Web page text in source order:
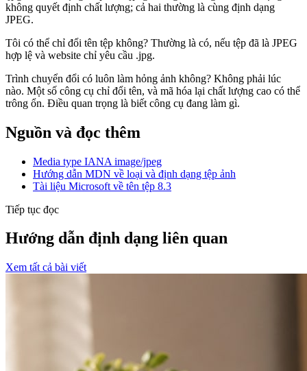
không quyết định chất lượng; cả hai thường là cùng định dạng
JPEG.
Tôi có thể chỉ đổi tên tệp không? Thường là có, nếu tệp đã là JPEG
hợp lệ và website chỉ yêu cầu .jpg.
Trình chuyển đổi có luôn làm hỏng ảnh không? Không phải lúc
nào. Một số công cụ chỉ đổi tên, và mã hóa lại chất lượng cao có thể
trông ổn. Điều quan trọng là biết công cụ đang làm gì.
Nguồn và đọc thêm
Media type IANA image/jpeg
Hướng dẫn MDN về loại và định dạng tệp ảnh
Tài liệu Microsoft về tên tệp 8.3
Tiếp tục đọc
Hướng dẫn định dạng liên quan
Xem tất cả bài viết